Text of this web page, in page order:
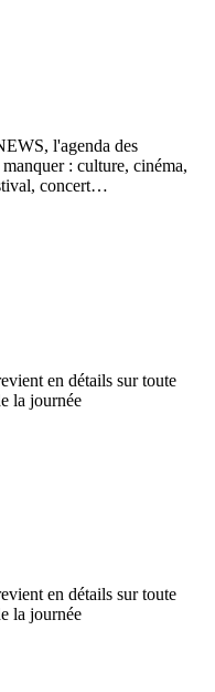
l'agenda des
: culture, cinéma,
concert…
en détails sur toute
la journée
en détails sur toute
la journée